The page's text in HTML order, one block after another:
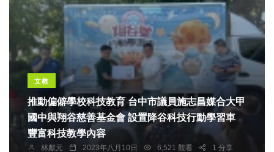
文教
推動偏僻學校科技教育 台中市議員施志昌媒合大甲
國中與翔谷慈善基金會 設置降谷科技行動學習車
豐富科技教學內容
林獻元 2023年八月10日 6,521 觀看 1 分享